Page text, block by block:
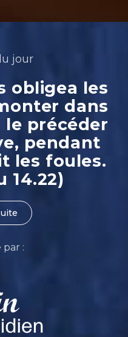
jour
obligea les
dans
le précéder
pendant
les foules.
14.22)
par :